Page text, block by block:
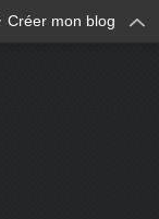
Créer mon blog